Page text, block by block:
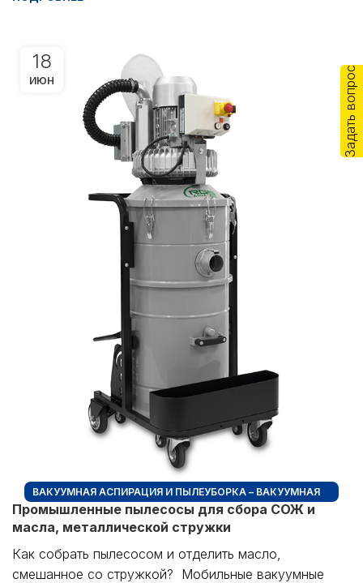
18
ИЮН
ВАКУУМНАЯ АСПИРАЦИЯ И ПЫЛЕУБОРКА – ВАКУУМНАЯ
ПЫЛЕУБОРКА + ПРОМЫШЛЕННЫЕ ПЫЛЕСОСЫ
Промышленные пылесосы для сбора СОЖ и
масла, металлической стружки
Как собрать пылесосом и отделить масло,
смешанное со стружкой? Мобильные вакуумные
Задать вопрос